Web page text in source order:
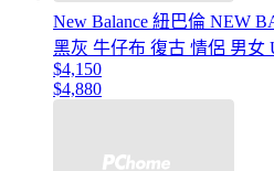
New Balance 紐巴倫 NEW
黑灰 牛仔布 復古 情侶 男女
$4,150
$4,880